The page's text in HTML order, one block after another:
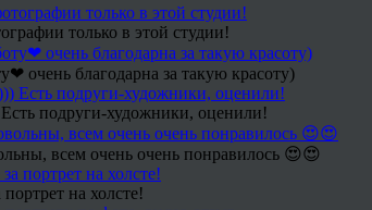
только в этой студии!
очень благодарна за такую красоту)
подруги-художники, оценили!
всем очень очень понравилось 😍😍
на холсте!